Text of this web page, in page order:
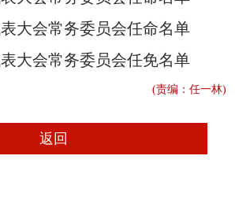
大会常务委员会任命名单
大会常务委员会任免名单
(责编：任一林)